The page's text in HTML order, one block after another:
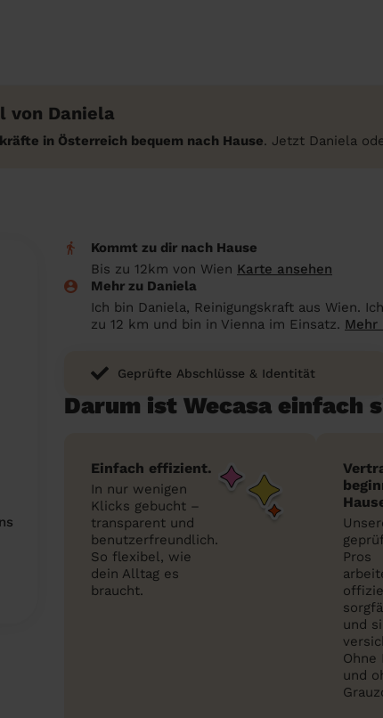
von Daniela
in Österreich bequem nach Hause. Jetzt Daniela
Kommt zu dir nach Hause
Bis zu 12km von Wien Karte ansehen
Mehr zu Daniela
Ich bin Daniela, Reinigungskraft aus Wien.
zu 12 km und bin in Vienna im Einsatz. Mehr
Geprüfte Abschlüsse & Identität
Darum ist Wecasa einfach
Einfach effizient.
In nur wenigen
Klicks gebucht –
transparent und
benutzerfreundlich.
So flexibel, wie
dein Alltag es
braucht.
Pros
und
Ohne
und